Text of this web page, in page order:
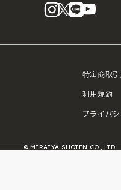
instagram
X LINE
特定商取
利用規約
プライバ
© MIRAIYA SHOTEN CO., LTD.